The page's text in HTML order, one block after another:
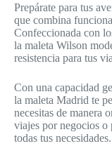
Prepárate para tus
que combina
Confeccionada con
la maleta Wilson
resistencia para tus
Con una capacidad
la maleta Madrid te
necesitas de manera
viajes por negocios o
todas tus necesidades.